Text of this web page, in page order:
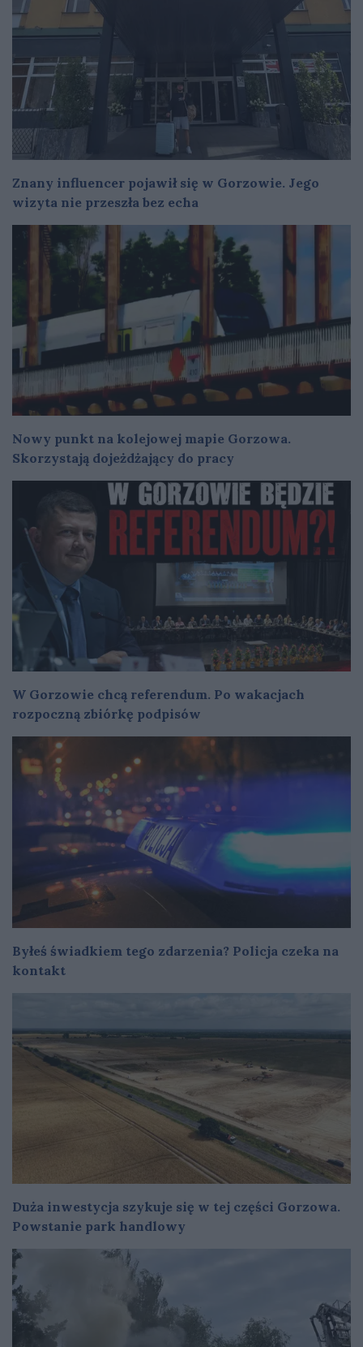
Znany influencer pojawił się w Gorzowie. Jego
wizyta nie przeszła bez echa
Nowy punkt na kolejowej mapie Gorzowa.
Skorzystają dojeżdżający do pracy
W Gorzowie chcą referendum. Po wakacjach
rozpoczną zbiórkę podpisów
Byłeś świadkiem tego zdarzenia? Policja czeka na
kontakt
Duża inwestycja szykuje się w tej części Gorzowa.
Powstanie park handlowy